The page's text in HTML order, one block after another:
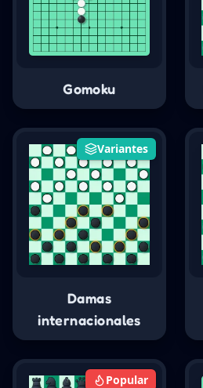
Gomoku
Variantes
Damas
internacionales
Popular